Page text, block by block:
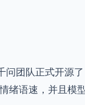
团队正式开源
绪语速，并且模